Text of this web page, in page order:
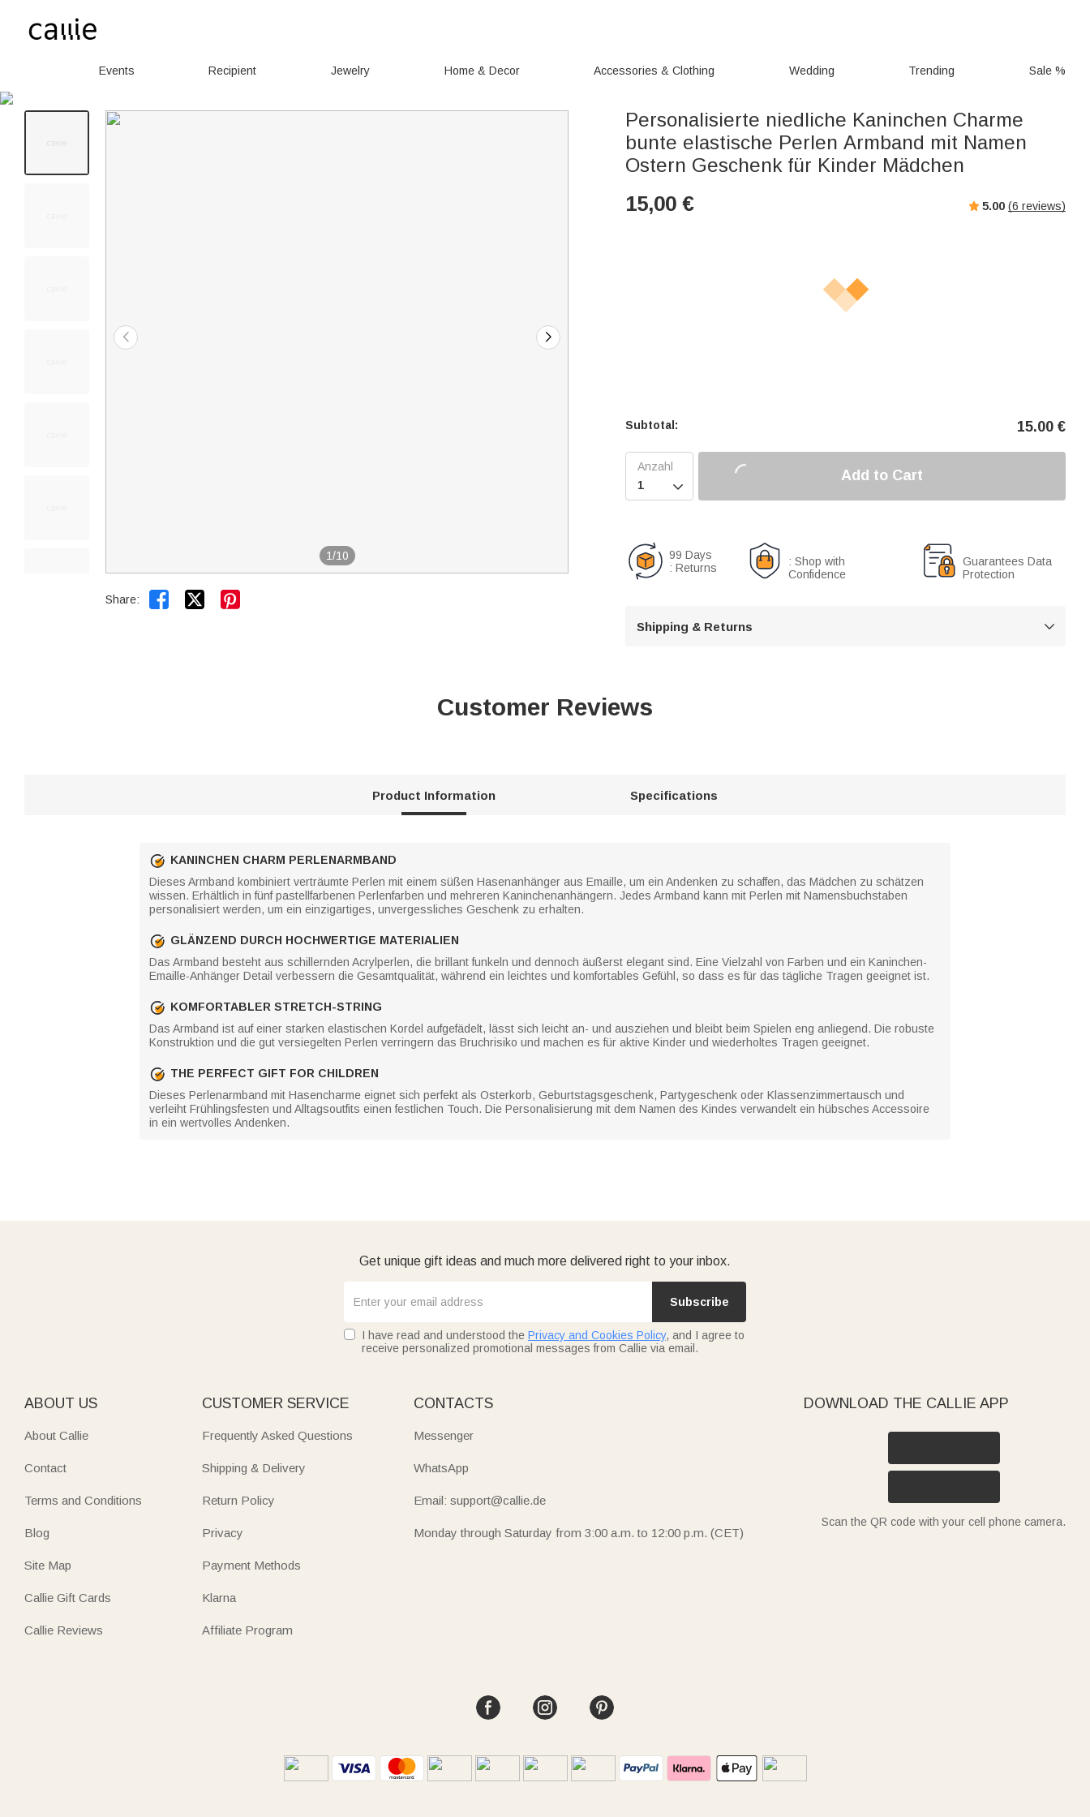
Events Recipient Jewelry Home & Decor Accessories & Clothing Wedding Trending Sale %
1/10
Share:  
Personalisierte niedliche Kaninchen Charme
bunte elastische Perlen Armband mit Namen
Ostern Geschenk für Kinder Mädchen
15,00 € 5.00 (6 reviews)
Subtotal: 15.00 €

Add to Cart
99 Days
: Returns
: Shop with
Confidence
Guarantees Data
Protection
Shipping & Returns 
Customer Reviews
Product Information Specifications
KANINCHEN CHARM PERLENARMBAND
Dieses Armband kombiniert verträumte Perlen mit einem süßen Hasenanhänger aus Emaille, um ein Andenken zu schaffen, das Mädchen zu schätzen
wissen. Erhältlich in fünf pastellfarbenen Perlenfarben und mehreren Kaninchenanhängern. Jedes Armband kann mit Perlen mit Namensbuchstaben
personalisiert werden, um ein einzigartiges, unvergessliches Geschenk zu erhalten.
GLÄNZEND DURCH HOCHWERTIGE MATERIALIEN
Das Armband besteht aus schillernden Acrylperlen, die brillant funkeln und dennoch äußerst elegant sind. Eine Vielzahl von Farben und ein Kaninchen-
Emaille-Anhänger Detail verbessern die Gesamtqualität, während ein leichtes und komfortables Gefühl, so dass es für das tägliche Tragen geeignet ist.
KOMFORTABLER STRETCH-STRING
Das Armband ist auf einer starken elastischen Kordel aufgefädelt, lässt sich leicht an- und ausziehen und bleibt beim Spielen eng anliegend. Die robuste
Konstruktion und die gut versiegelten Perlen verringern das Bruchrisiko und machen es für aktive Kinder und wiederholtes Tragen geeignet.
THE PERFECT GIFT FOR CHILDREN
Dieses Perlenarmband mit Hasencharme eignet sich perfekt als Osterkorb, Geburtstagsgeschenk, Partygeschenk oder Klassenzimmertausch und
verleiht Frühlingsfesten und Alltagsoutfits einen festlichen Touch. Die Personalisierung mit dem Namen des Kindes verwandelt ein hübsches Accessoire
in ein wertvolles Andenken.
Get unique gift ideas and much more delivered right to your inbox.
Subscribe
I have read and understood the Privacy and Cookies Policy, and I agree to
receive personalized promotional messages from Callie via email.
ABOUT US
About Callie
Contact
Terms and Conditions
Blog
Site Map
Callie Gift Cards
Callie Reviews
CUSTOMER SERVICE
Frequently Asked Questions
Shipping & Delivery
Return Policy
Privacy
Payment Methods
Klarna
Affiliate Program
CONTACTS
Messenger
WhatsApp
Email: support@callie.de
Monday through Saturday from 3:00 a.m. to 12:00 p.m. (CET)
DOWNLOAD THE CALLIE APP
Scan the QR code with your cell phone camera.